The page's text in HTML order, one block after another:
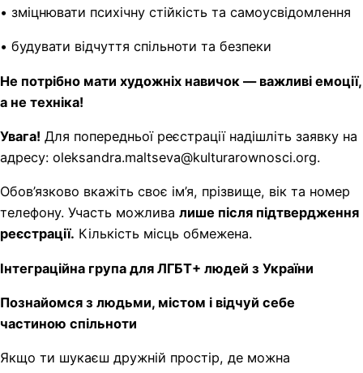
• зміцнювати психічну стійкість та самоусвідомлення
• будувати відчуття спільноти та безпеки
Не потрібно мати художніх навичок — важливі емоції,
а не техніка!
Увага! Для попередньої реєстрації надішліть заявку на
адресу: oleksandra.maltseva@kulturarownosci.org.
Обов’язково вкажіть своє ім’я, прізвище, вік та номер
телефону. Участь можлива лише після підтвердження
реєстрації. Кількість місць обмежена.
Інтеграційна група для ЛГБТ+ людей з України
Познайомся з людьми, містом і відчуй себе
частиною спільноти
Якщо ти шукаєш дружній простір, де можна